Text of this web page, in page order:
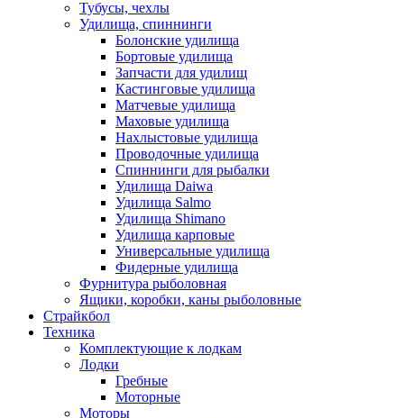
Тубусы, чехлы
Удилища, спиннинги
Болонские удилища
Бортовые удилища
Запчасти для удилищ
Кастинговые удилища
Матчевые удилища
Маховые удилища
Нахлыстовые удилища
Проводочные удилища
Спиннинги для рыбалки
Удилища Daiwa
Удилища Salmo
Удилища Shimano
Удилища карповые
Универсальные удилища
Фидерные удилища
Фурнитура рыболовная
Ящики, коробки, каны рыболовные
Страйкбол
Техника
Комплектующие к лодкам
Лодки
Гребные
Моторные
Моторы